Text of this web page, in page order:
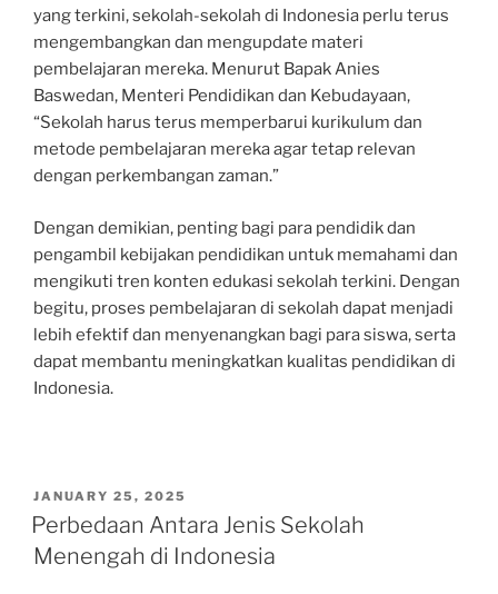
yang terkini, sekolah-sekolah di Indonesia perlu terus
mengembangkan dan mengupdate materi
pembelajaran mereka. Menurut Bapak Anies
Baswedan, Menteri Pendidikan dan Kebudayaan,
“Sekolah harus terus memperbarui kurikulum dan
metode pembelajaran mereka agar tetap relevan
dengan perkembangan zaman.”
Dengan demikian, penting bagi para pendidik dan
pengambil kebijakan pendidikan untuk memahami dan
mengikuti tren konten edukasi sekolah terkini. Dengan
begitu, proses pembelajaran di sekolah dapat menjadi
lebih efektif dan menyenangkan bagi para siswa, serta
dapat membantu meningkatkan kualitas pendidikan di
Indonesia.
POSTED
ON
JANUARY 25, 2025
Perbedaan Antara Jenis Sekolah
Menengah di Indonesia